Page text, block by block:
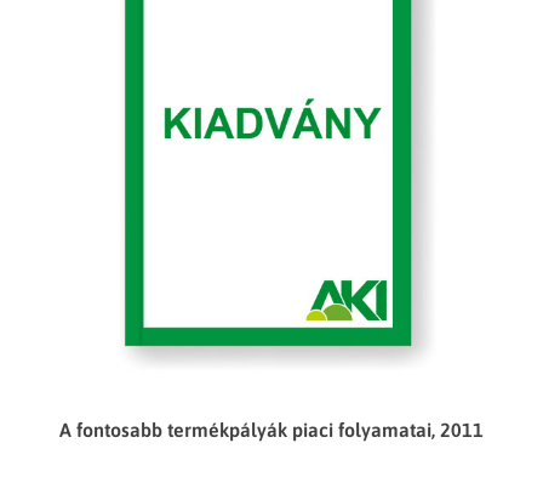
A fontosabb termékpályák piaci folyamatai, 2011